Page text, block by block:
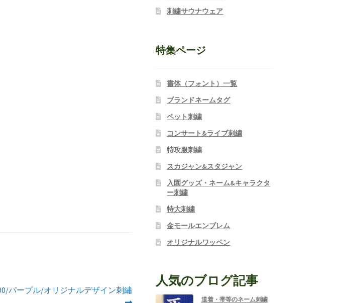
パープル/オリジナルデザイン刺繡
刺繍サウナウェア
特集ページ
書体（フォント）一覧
ブランドネームタグ
ペット刺繍
コンサート&ライブ刺繍
特攻服刺繍
スカジャン&スタジャン
入園グッズ・ネーム&キャラクタ
ー刺繍
特大刺繍
金モールエンブレム
オリジナルワッペン
人気のブログ記事
道着・帯等のネーム刺繍